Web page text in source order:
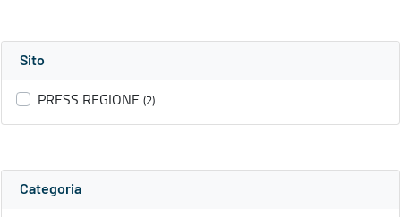
Sito
PRESS REGIONE (2)
Categoria